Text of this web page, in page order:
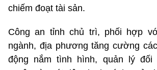
chiếm đoạt tài sản.
Công an tỉnh chủ trì, phối hợp
ngành, địa phương tăng cường
động nắm tình hình, quản lý đối